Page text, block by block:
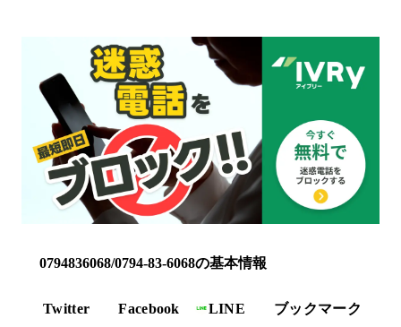
0794836068/0794-83-6068の基本情報
Twitter Facebook LINE
ブックマーク